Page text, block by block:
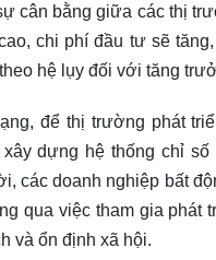
cân bằng giữa các thị
chi phí đầu tư sẽ
hệ lụy đối với tăng
để thị trường phát
dựng hệ thống chỉ
các doanh nghiệp bất
qua việc tham gia
và ổn định xã hội.